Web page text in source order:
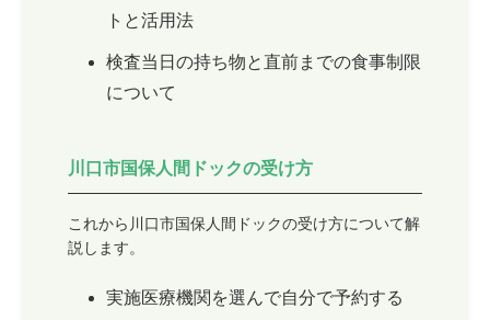
トと活用法
検査当日の持ち物と直前までの食事制限
について
川口市国保人間ドックの受け方
これから川口市国保人間ドックの受け方について解
説します。
実施医療機関を選んで自分で予約する